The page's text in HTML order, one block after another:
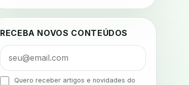
agenda inteligente
agenda odontologica
agendamento
RECEBA NOVOS CONTEÚDOS
Quero receber artigos e novidades do